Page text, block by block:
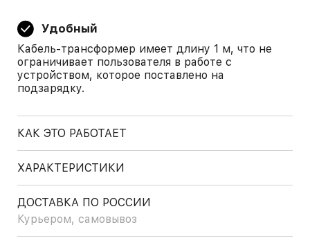
Удобный
Кабель-трансформер имеет длину 1 м, что не
ограничивает пользователя в работе с
устройством, которое поставлено на
подзарядку.
КАК ЭТО РАБОТАЕТ
ХАРАКТЕРИСТИКИ
ДОСТАВКА ПО РОССИИ
Курьером, самовывоз